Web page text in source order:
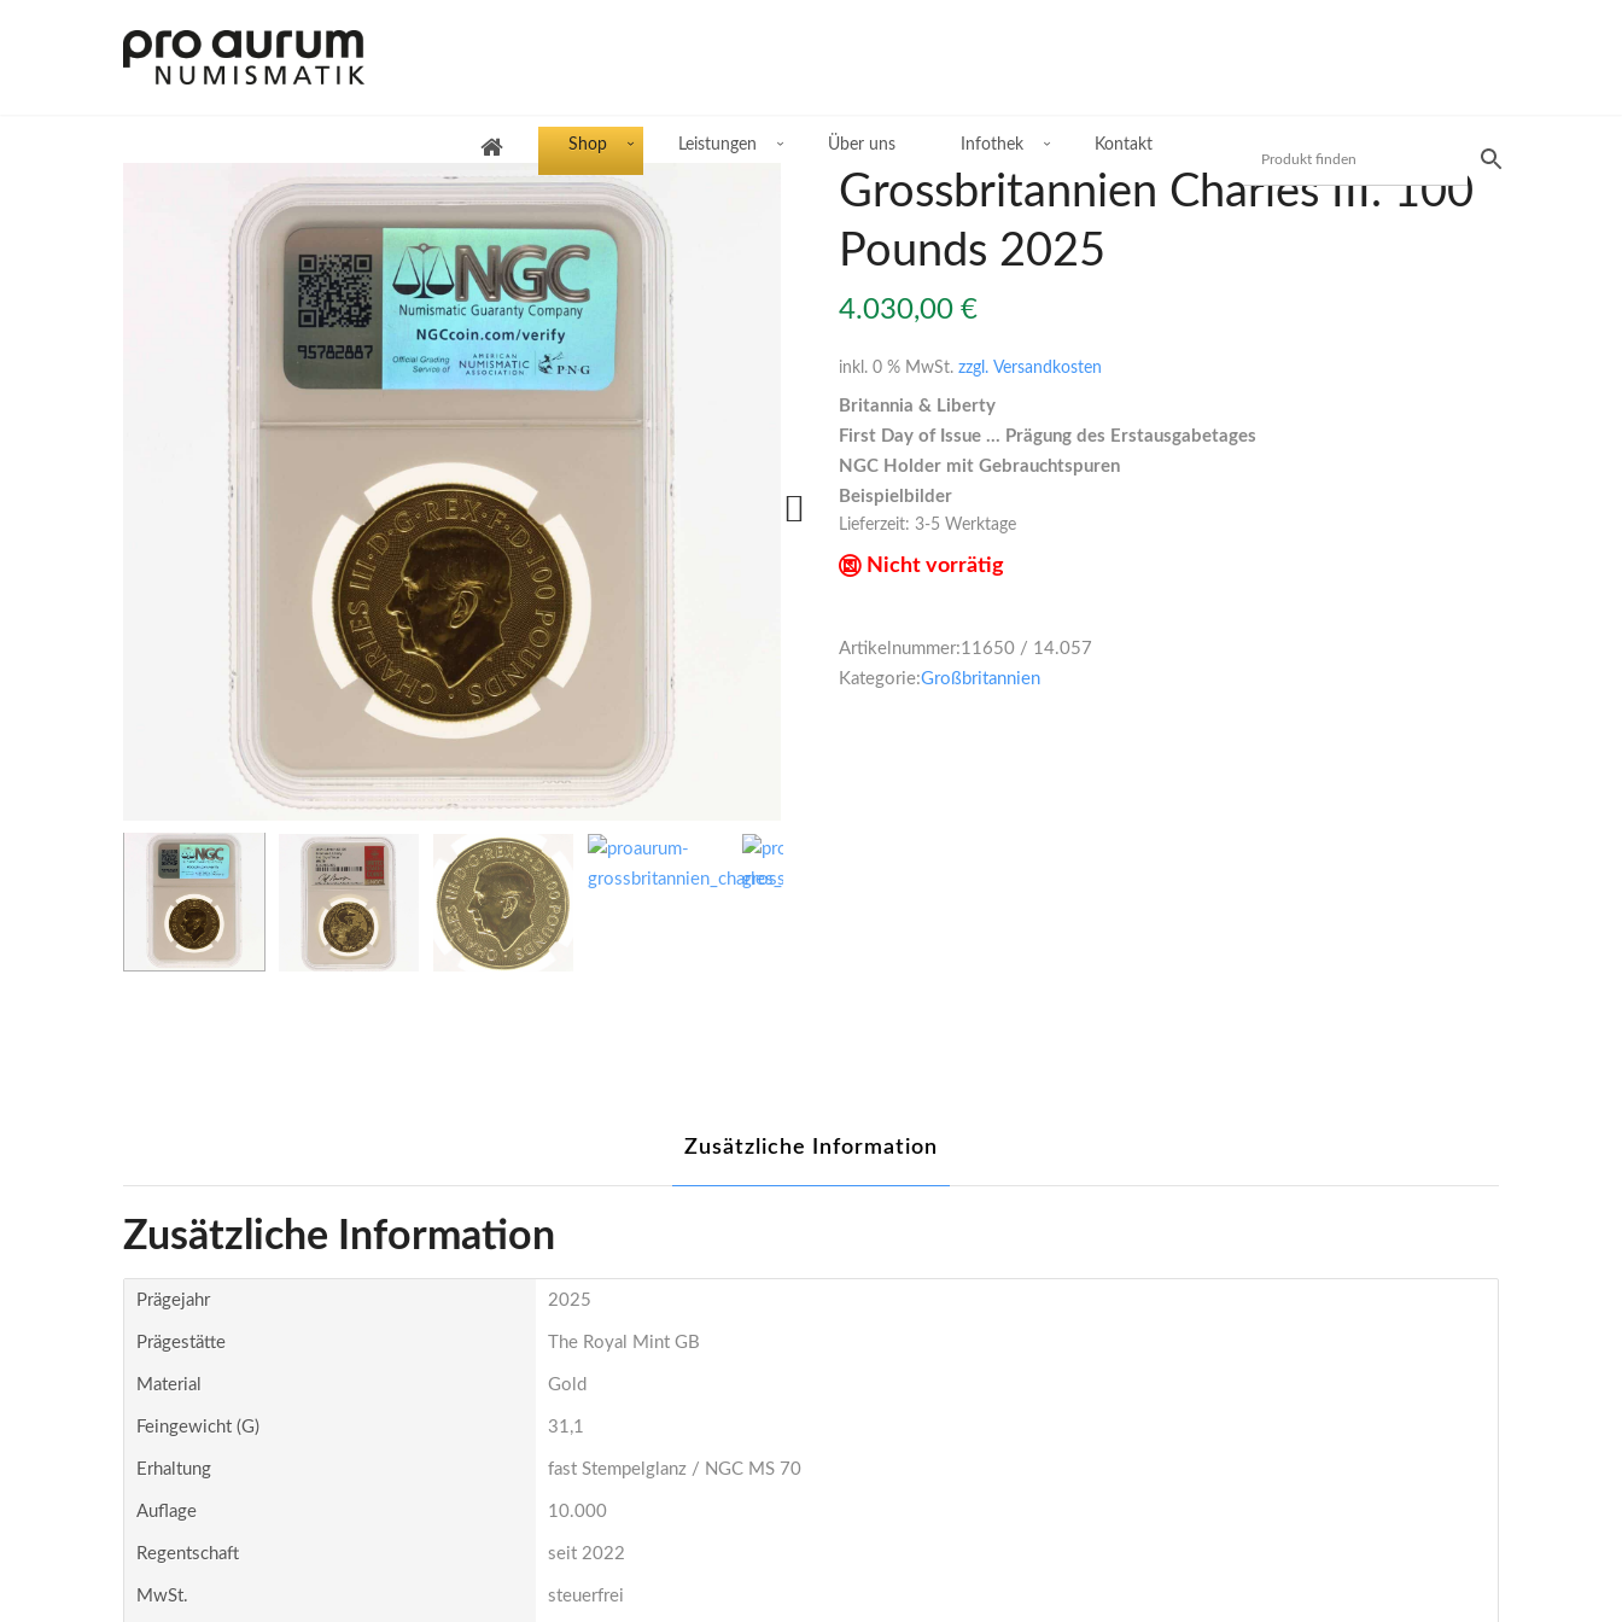
Shop
Übersicht Goldprodukte
Deutsche Goldmünzen
Goldmünzen übrige Welt
Goldbarren
Übersicht Silberprodukte
Silbermünzen übriges Europa
Silbermünzen übrige Welt
Produkt finden. Nutzen Sie die einfache und
schnelle Filtermöglichkeit.
Leistungen Über uns Infothek Kontakt
Grossbritannien Charles III. 100
Pounds 2025
4.030,00 €
inkl. 0 % MwSt. zzgl. Versandkosten
Britannia & Liberty
First Day of Issue … Prägung des Erstausgabetages
NGC Holder mit Gebrauchtspuren
Beispielbilder
Lieferzeit: 3-5 Werktage
Nicht vorrätig
Artikelnummer:11650 / 14.057
Kategorie:Großbritannien
Zusätzliche Information
Zusätzliche Information
Prägejahr 2025
Prägestätte The Royal Mint GB
Material Gold
Feingewicht (g) 31,1
Erhaltung fast Stempelglanz / NGC MS 70
Auflage 10.000
Regentschaft seit 2022
MwSt. steuerfrei